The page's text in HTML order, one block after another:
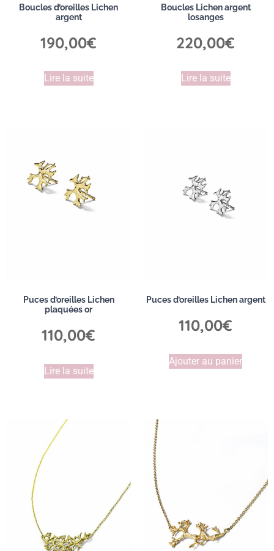
Boucles d’oreilles Lichen
argent
190,00€
Lire la suite
Boucles Lichen argent
losanges
220,00€
Lire la suite
Puces d’oreilles Lichen
plaquées or
110,00€
Lire la suite
Puces d’oreilles Lichen argent
110,00€
Ajouter au panier